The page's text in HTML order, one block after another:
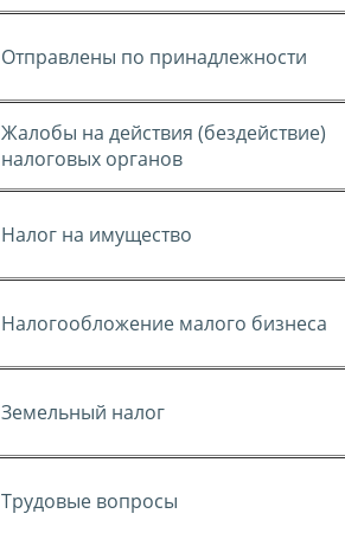
Отправлены по принадлежности
Жалобы на действия (бездействие)
налоговых органов
Налог на имущество
Налогообложение малого бизнеса
Земельный налог
Трудовые вопросы